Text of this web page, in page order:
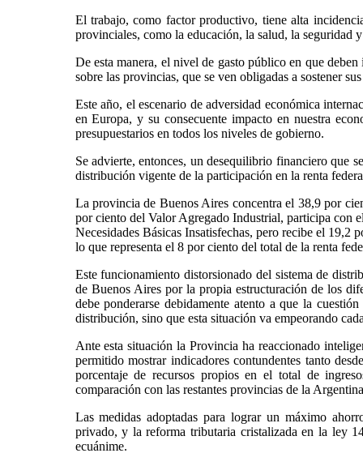
El trabajo, como factor productivo, tiene alta
provinciales, como la educación, la salud, la seguridad
De esta manera, el nivel de gasto público en que
sobre las provincias, que se ven obligadas a sostener
Este año, el escenario de adversidad económica
en Europa, y su consecuente impacto en nuestra
presupuestarios en todos los niveles de gobierno.
Se advierte, entonces, un desequilibrio financiero que
distribución vigente de la participación en la renta
La provincia de Buenos Aires concentra el 38,9 por
por ciento del Valor Agregado Industrial, participa con
Necesidades Básicas Insatisfechas, pero recibe el 19,2
lo que representa el 8 por ciento del total de la renta
Este funcionamiento distorsionado del sistema de
de Buenos Aires por la propia estructuración de los
debe ponderarse debidamente atento a que la
distribución, sino que esta situación va empeorando
Ante esta situación la Provincia ha reaccionado
permitido mostrar indicadores contundentes tanto
porcentaje de recursos propios en el total de
comparación con las restantes provincias de la
Las medidas adoptadas para lograr un máximo
privado, y la reforma tributaria cristalizada en la ley
ecuánime.